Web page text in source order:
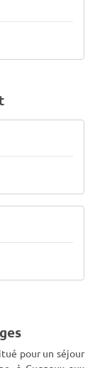
pour un séjour